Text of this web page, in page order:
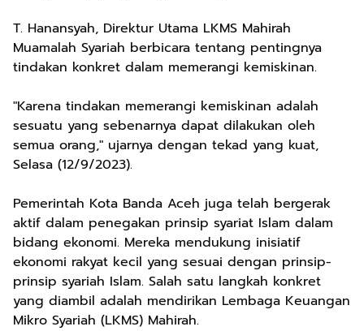
T. Hanansyah, Direktur Utama LKMS Mahirah
Muamalah Syariah berbicara tentang pentingnya
tindakan konkret dalam memerangi kemiskinan.
"Karena tindakan memerangi kemiskinan adalah
sesuatu yang sebenarnya dapat dilakukan oleh
semua orang," ujarnya dengan tekad yang kuat,
Selasa (12/9/2023).
Pemerintah Kota Banda Aceh juga telah bergerak
aktif dalam penegakan prinsip syariat Islam dalam
bidang ekonomi. Mereka mendukung inisiatif
ekonomi rakyat kecil yang sesuai dengan prinsip-
prinsip syariah Islam. Salah satu langkah konkret
yang diambil adalah mendirikan Lembaga Keuangan
Mikro Syariah (LKMS) Mahirah.